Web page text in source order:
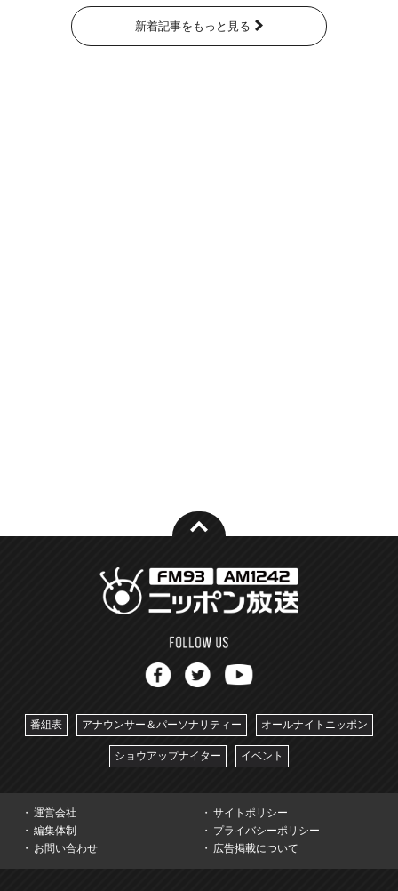
新着記事をもっと見る
番組表 アナウンサー＆パーソナリティー オールナイトニッポン
ショウアップナイター イベント
運営会社
サイトポリシー
編集体制
プライバシーポリシー
お問い合わせ
広告掲載について